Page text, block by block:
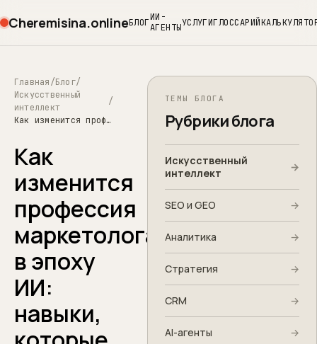
Cheremisina.onlineБЛОГИИ-
АГЕНТЫУСЛУГИГЛОССАРИЙ
Главная
Блог
Искусственный
интеллект
Как изменится профессия маркетолога в эпоху ИИ: навыки, которые останутся востребованными
Как
изменится
профессия
маркетолога
в эпоху
ИИ:
навыки,
ТЕМЫ БЛОГА
Рубрики блога
Искусственный
интеллект
→
SEO и GEO →
Аналитика →
Стратегия →
CRM →
AI-агенты →